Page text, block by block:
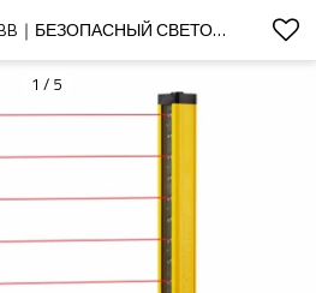
EKT14-80-1106-2BB｜БЕЗОПАСНЫЙ СВЕТОВОЙ ЛУЧ｜DADISICK
1 / 5